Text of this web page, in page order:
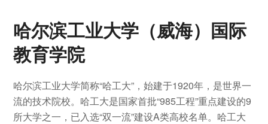
哈尔滨工业大学（威海）国际
教育学院
哈尔滨工业大学简称“哈工大”，始建于1920年，是世界一
流的技术院校。哈工大是国家首批“985工程”重点建设的9
所大学之一，已入选“双一流”建设A类高校名单。哈工大